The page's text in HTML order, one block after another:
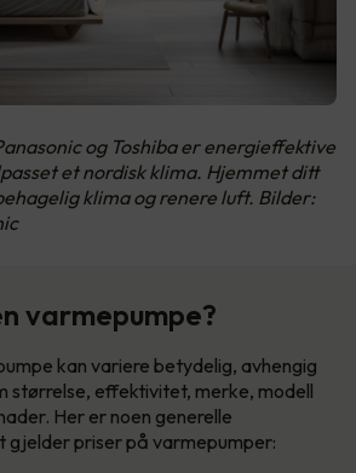
og Toshiba er energieffektive
et nordisk klima. Hjemmet ditt
klima og renere luft. Bilder:
varmepumpe?
kan variere betydelig, avhengig
størrelse, effektivitet, merke, modell
Her er noen generelle
gjelder priser på varmepumper: